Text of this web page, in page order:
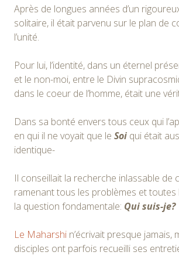
Après de longues années d’un
solitaire, il était parvenu sur le plan de
l’unité.
Pour lui, l’identité, dans un éternel
et le non-moi, entre le Divin
dans le coeur de l’homme, était une
Dans sa bonté envers tous ceux qui
en qui il ne voyait que le Soi qui était
identique-
Il conseillait la recherche inlassable de
ramenant tous les problèmes et toutes
la question fondamentale: Qui suis-je?
Le Maharshi n’écrivait presque jamais,
disciples ont parfois recueilli ses